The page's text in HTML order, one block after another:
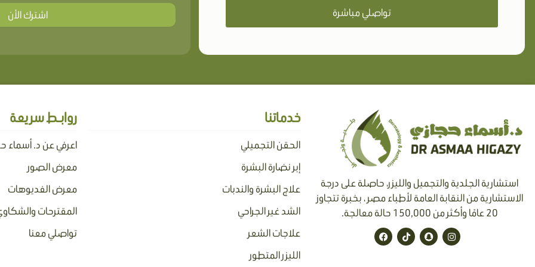
تواصلي مباشرة اشترك الأن
استشارية الجلدية والتجميل والليزر، حاصلة على درجة
الاستشارية من النقابة العامة لأطباء مصر ، بخبرة تتجاوز
20 عامًا وأكثر من 150,000 حالة معالجة.
I
n
s
S
n
a
T
i
k
F
a
c
خدماتنا
الحقن التجميلي
إبر نضارة البشرة
علاج البشرة والندبات
الشد غير الجراحي
علاجات الشعر
الليزر المتطور
روابـط سريعة
اعرفي عن د. أسماء
معرض الصور
معرض الفديوهات
المقترحات
تواصلي معنا